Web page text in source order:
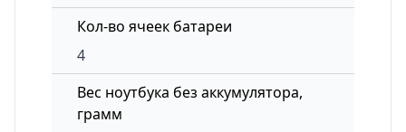
Кол-во ячеек батареи
4
Вес ноутбука без аккумулятора,
грамм